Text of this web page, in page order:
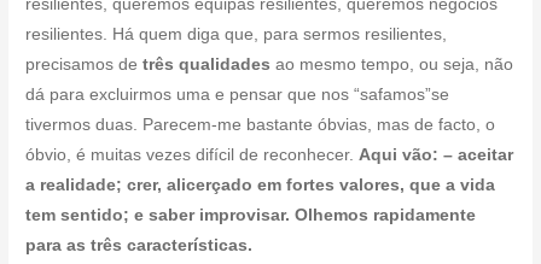
resilientes, queremos equipas resilientes, queremos negócios
resilientes. Há quem diga que, para sermos resilientes,
precisamos de três qualidadesao mesmo tempo, ou seja, não
dá para excluirmos uma e pensar que nos “safamos”se
tivermos duas. Parecem-me bastante óbvias, mas de facto, o
óbvio, é muitas vezes difícil de reconhecer. Aqui vão: – aceitar
a realidade; crer, alicerçado em fortes valores, que a vida
tem sentido; e saber improvisar. Olhemos rapidamente
para as três características.